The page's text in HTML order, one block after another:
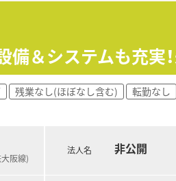
で、平日のみの勤務となるためプ
っており、残業は月10時間未満
おり、夏季休暇や年末年始休暇
備＆システムも充実
残業なし(ほぼなし含む) 転勤なし
阪線)
法人名 非公開